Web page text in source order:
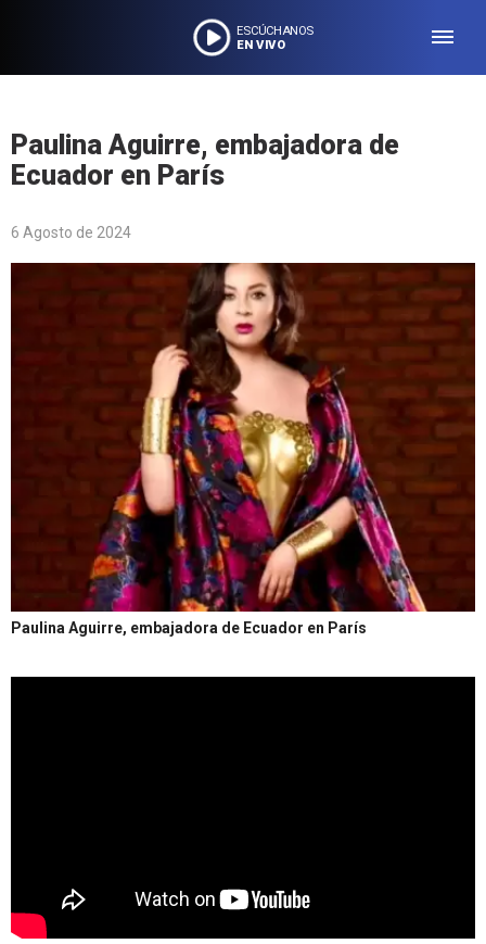
ESCÚCHANOS
EN VIVO
Paulina Aguirre, embajadora de
Ecuador en París
6 Agosto de 2024
Paulina Aguirre, embajadora de Ecuador en París